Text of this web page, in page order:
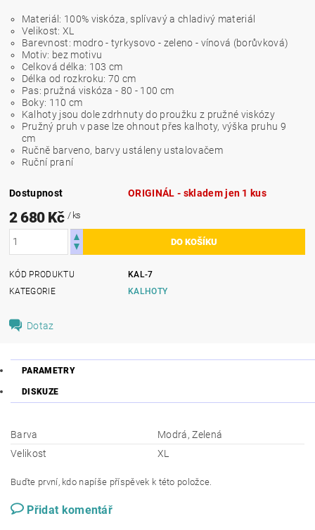
Materiál: 100% viskóza, splívavý a chladivý materiál
Velikost: XL
Barevnost: modro - tyrkysovo - zeleno - vínová (borůvková)
Motiv: bez motivu
Celková délka: 103 cm
Délka od rozkroku: 70 cm
Pas: pružná viskóza - 80 - 100 cm
Boky: 110 cm
Kalhoty jsou dole zdrhnuty do proužku z pružné viskózy
Pružný pruh v pase lze ohnout přes kalhoty, výška pruhu 9
cm
Ručně barveno, barvy ustáleny ustalovačem
Ruční praní
Dostupnost ORIGINÁL - skladem jen 1 kus
2 680 Kč / ks
KÓD PRODUKTU
KAL-7
KATEGORIE
KALHOTY
Dotaz
PARAMETRY
DISKUZE
Barva
Modrá, Zelená
Velikost
XL
Buďte první, kdo napíše příspěvek k této položce.
Přidat komentář